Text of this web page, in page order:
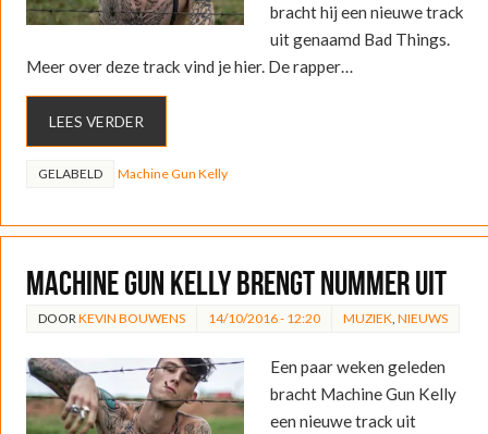
bracht hij een nieuwe track
uit genaamd Bad Things.
Meer over deze track vind je hier. De rapper…
LEES VERDER
GELABELD Machine Gun Kelly
Machine Gun Kelly brengt nummer uit
DOOR KEVIN BOUWENS 14/10/2016 - 12:20 MUZIEK NIEUWS
Een paar weken geleden
bracht Machine Gun Kelly
een nieuwe track uit